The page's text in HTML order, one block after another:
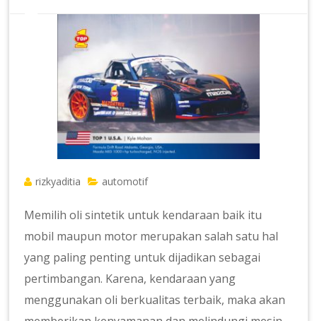
rizkyaditia automotif
Memilih oli sintetik untuk kendaraan baik itu
mobil maupun motor merupakan salah satu hal
yang paling penting untuk dijadikan sebagai
pertimbangan. Karena, kendaraan yang
menggunakan oli berkualitas terbaik, maka akan